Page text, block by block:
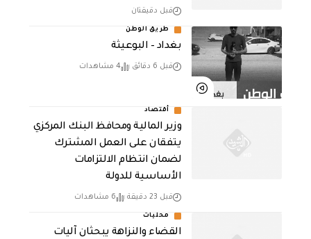
قبل دقيقتان
طريق الوطن
بغداد – البوعيثة
قبل 6 دقائق 4 مشاهدات
أقتصاد
وزير المالية ومحافظ البنك المركزي
يتفقان على العمل المشترك
لضمان انتظام الالتزامات
الأساسية للدولة
قبل 23 دقيقة 6 مشاهدات
محليات
القضاء والنزاهة يبحثان آليات